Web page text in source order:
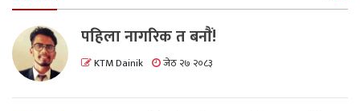
पहिला नागरिक त बनाैं!
KTM Dainik जेठ २७ २०८३